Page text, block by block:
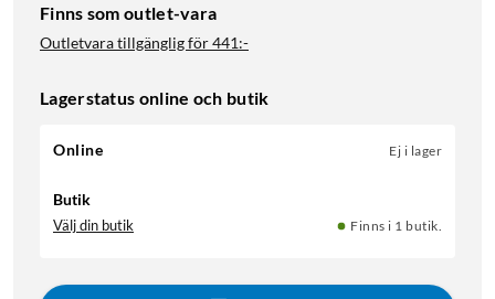
Finns som outlet-vara
Outletvara tillgänglig för441:-
Lagerstatus online och butik
Online Ej i lager
Butik
Välj din butik Finns i 1 butik.